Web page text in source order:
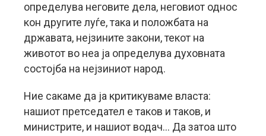
определува неговите дела, неговиот однос
кон другите луѓе, така и положбата на
државата, нејзините закони, текот на
животот во неа ја определува духовната
состојба на нејзиниот народ.
Ние сакаме да ја критикуваме власта:
нашиот претседател е таков и таков, и
министрите, и нашиот водач… Да затоа што